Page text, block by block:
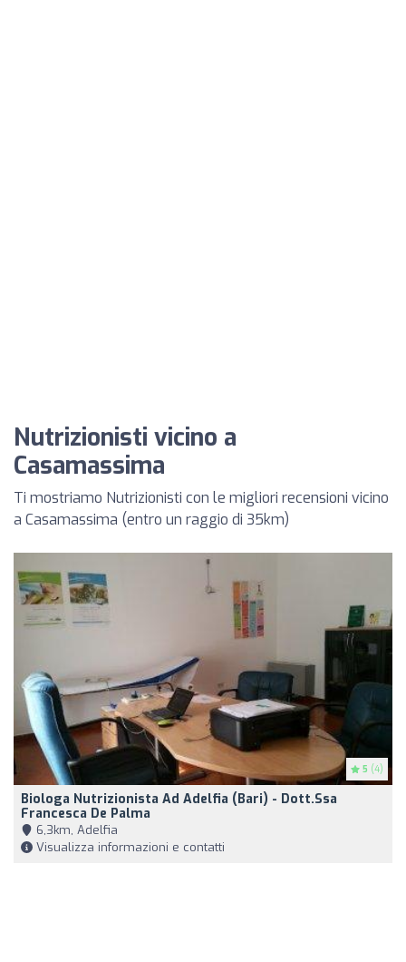
Nutrizionisti vicino a
Casamassima
Ti mostriamo Nutrizionisti con le migliori recensioni vicino
a Casamassima (entro un raggio di 35km)
5 (4)
Biologa Nutrizionista Ad Adelfia (Bari) - Dott.ssa
Francesca De Palma
6,3km, Adelfia
Visualizza informazioni e contatti